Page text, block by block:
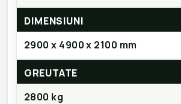
DIMENSIUNI
2900 x 4900 x 2100 mm
GREUTATE
2800 kg